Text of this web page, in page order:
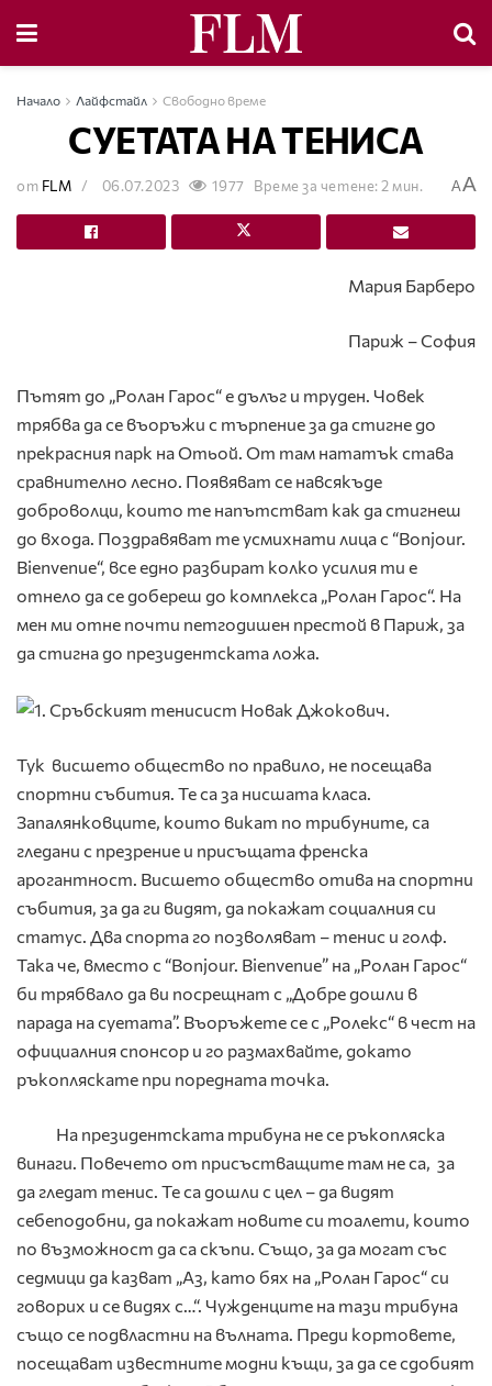
Начало Лайфстайл Свободно време
СУЕТАТА НА ТЕНИСА
от FLM 06.07.2023 1977 Време за четене: 2 мин. AA
Мария Барберо
Париж – София
Пътят до „Ролан Гарос“ е дълъг и труден. Човек
трябва да се въоръжи с търпение за да стигне до
прекрасния парк на Отьой. От там нататък става
сравнително лесно. Появяват се навсякъде
доброволци, които те напътстват как да стигнеш
до входа. Поздравяват те усмихнати лица с “Bonjour.
Bienvenue“, все едно разбират колко усилия ти е
отнело да се добереш до комплекса „Ролан Гарос“. На
мен ми отне почти петгодишен престой в Париж, за
да стигна до президентската ложа.
Тук висшето общество по правило, не посещава
спортни събития. Те са за нисшата класа.
Запалянковците, които викат по трибуните, са
гледани с презрение и присъщата френска
арогантност. Висшето общество отива на спортни
събития, за да ги видят, да покажат социалния си
статус. Два спорта го позволяват – тенис и голф.
Така че, вместо с “Bonjour. Bienvenue” на „Ролан Гарос“
би трябвало да ви посрещнат с „Добре дошли в
парада на суетата”. Въоръжете се с „Ролекс“ в чест на
официалния спонсор и го размахвайте, докато
ръкопляскате при поредната точка.
На президентската трибуна не се ръкопляска
винаги. Повечето от присъстващите там не са, за
да гледат тенис. Те са дошли с цел – да видят
себеподобни, да покажат новите си тоалети, които
по възможност да са скъпи. Също, за да могат със
седмици да казват „Аз, като бях на „Ролан Гарос“ си
говорих и се видях с…“. Чужденците на тази трибуна
също се подвластни на вълната. Преди кортовете,
посещават известните модни къщи, за да се сдобият